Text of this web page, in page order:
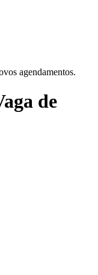
agendamentos.
de